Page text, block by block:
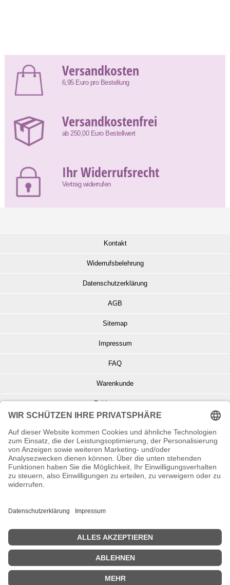
Versandkosten
6,95 Euro pro Bestellung
Versandkostenfrei
ab 250,00 Euro Bestellwert
Ihr Widerrufsrecht
Vertrag widerrufen
Kontakt
Widerrufsbelehrung
Datenschutzerklärung
AGB
Sitemap
Impressum
FAQ
Warenkunde
Zahlungsarten
Info zu Elektro- u. Elektronikgeräten
Batterieentsorgung
Informationen zur Echtheit von Kundenbewertungen
© Copyright 2026 Wohnambiente-Shop